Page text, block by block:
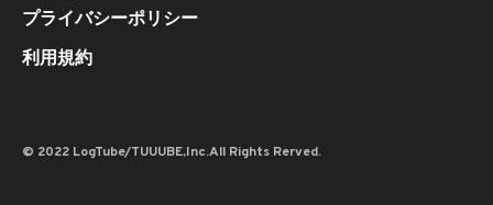
プライバシーポリシー
利用規約
© 2022 LogTube/TUUUBE,Inc.All Rights Rerved.